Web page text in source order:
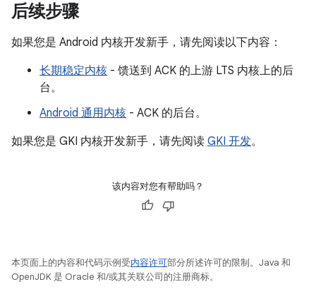
后续步骤
如果您是 Android 内核开发新手，请先阅读以下内容：
长期稳定内核 - 馈送到 ACK 的上游 LTS 内核上的后
台。
Android 通用内核 - ACK 的后台。
如果您是 GKI 内核开发新手，请先阅读 GKI 开发。
该内容对您有帮助吗？
本页面上的内容和代码示例受内容许可部分所述许可的限制。Java 和
OpenJDK 是 Oracle 和/或其关联公司的注册商标。